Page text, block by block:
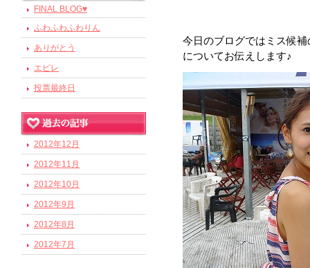
今日のブログではミス候
についてお伝えします♪
FINAL BLOG♥
ふわふわふわりん
ありがとう
エピレ
投票最終日
2012年12月
2012年11月
2012年10月
2012年9月
2012年8月
2012年7月